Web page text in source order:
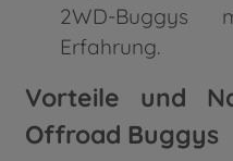
2WD-Buggys
Erfahrung.
Vorteile und
Offroad Buggys